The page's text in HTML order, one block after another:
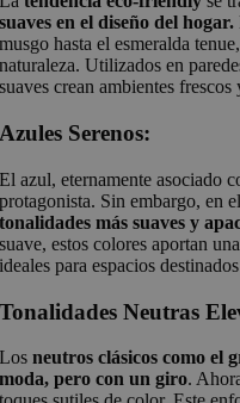
suaves en el diseño del hogar.
musgo hasta el esmeralda
naturaleza. Utilizados en
suaves crean ambientes frescos
Azules Serenos:
El azul, eternamente asociado
protagonista. Sin embargo, en
tonalidades más suaves y
suave, estos colores aportan
ideales para espacios
Tonalidades Neutras
Losneutros clásicos como el
moda, pero con un giro.